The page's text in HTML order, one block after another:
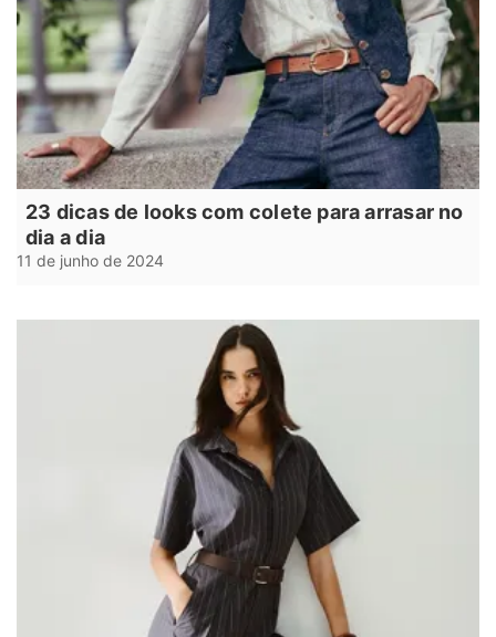
23 dicas de looks com colete para arrasar no
dia a dia
11 de junho de 2024